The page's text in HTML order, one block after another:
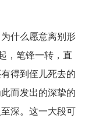
什么愿意离别形
，笔锋一转，直
得到侄儿死去的
而发出的深挚的
深。这一大段可